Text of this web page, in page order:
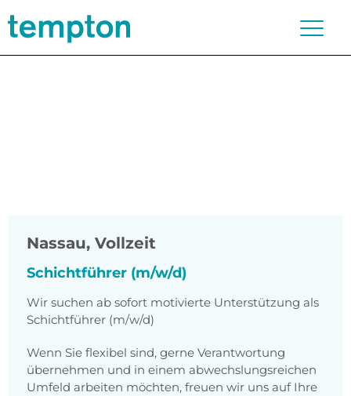
Nassau, Vollzeit
Schichtführer (m/w/d)
Wir suchen ab sofort motivierte Unterstützung als
Schichtführer (m/w/d)
Wenn Sie flexibel sind, gerne Verantwortung
übernehmen und in einem abwechslungsreichen
Umfeld arbeiten möchten, freuen wir uns auf Ihre